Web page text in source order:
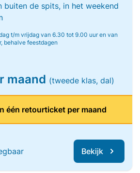
buiten de spits, in het weekend
t/m vrijdag van 6.30 tot 9.00 uur en van
behalve feestdagen
maand (tweede klas, dal)
één retourticket per maand
Bekijk